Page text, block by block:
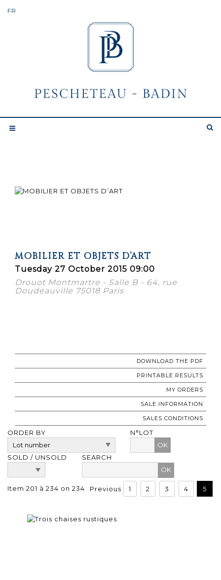
MOBILIER ET OBJETS D’ART
Tuesday 27 October 2015 09:00
Drouot Montmartre - Salle B - 64, rue
Doudeauville 75018 Paris
DOWNLOAD THE PDF
PRINTABLE RESULTS
MY ORDERS
SALE INFORMATION
SALES CONDITIONS
ORDER BY
N°LOT
OK
SOLD / UNSOLD
SEARCH
Item 201 à 234 on 234 Previous 1 2 3 4 5